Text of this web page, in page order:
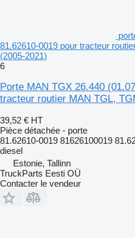
81.62610-0019 pour tracteur
(2005-2021)
6
Porte MAN TGX 26.440
tracteur routier MAN TGL,
39,52 € HT
Pièce détachée - porte
81.62610-0019 81626100019
diesel
Estonie, Tallinn
TruckParts Eesti OÜ
Contacter le vendeur